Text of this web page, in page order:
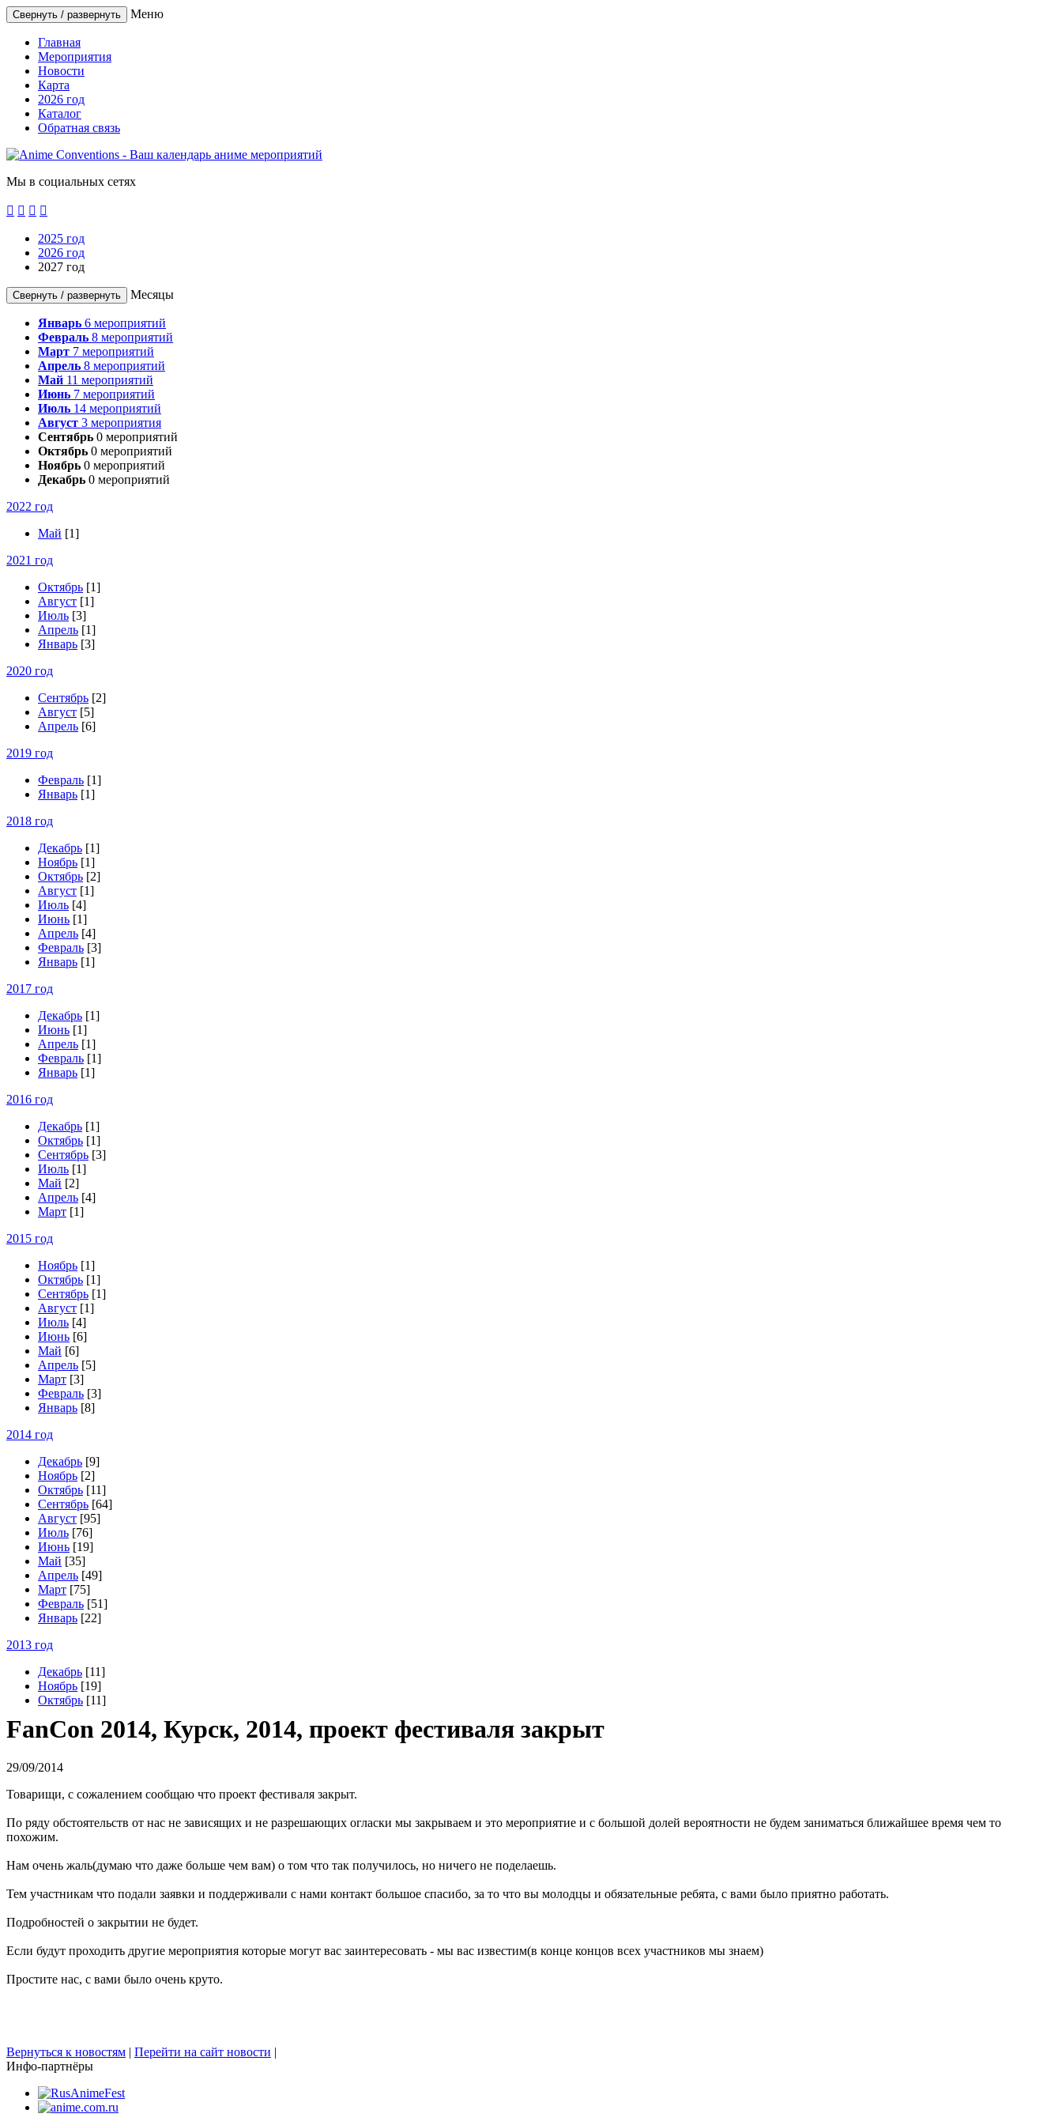
Свернуть / развернуть Меню
Главная
Мероприятия
Новости
Карта
2026 год
Каталог
Обратная связь
Мы в социальных сетях
   
2025 год
2026 год
2027 год
Свернуть / развернуть Месяцы
Январь 6 мероприятий
Февраль 8 мероприятий
Март 7 мероприятий
Апрель 8 мероприятий
Май 11 мероприятий
Июнь 7 мероприятий
Июль 14 мероприятий
Август 3 мероприятия
Сентябрь 0 мероприятий
Октябрь 0 мероприятий
Ноябрь 0 мероприятий
Декабрь 0 мероприятий
2022 год
Май [1]
2021 год
Октябрь [1]
Август [1]
Июль [3]
Апрель [1]
Январь [3]
2020 год
Сентябрь [2]
Август [5]
Апрель [6]
2019 год
Февраль [1]
Январь [1]
2018 год
Декабрь [1]
Ноябрь [1]
Октябрь [2]
Август [1]
Июль [4]
Июнь [1]
Апрель [4]
Февраль [3]
Январь [1]
2017 год
Декабрь [1]
Июнь [1]
Апрель [1]
Февраль [1]
Январь [1]
2016 год
Декабрь [1]
Октябрь [1]
Сентябрь [3]
Июль [1]
Май [2]
Апрель [4]
Март [1]
2015 год
Ноябрь [1]
Октябрь [1]
Сентябрь [1]
Август [1]
Июль [4]
Июнь [6]
Май [6]
Апрель [5]
Март [3]
Февраль [3]
Январь [8]
2014 год
Декабрь [9]
Ноябрь [2]
Октябрь [11]
Сентябрь [64]
Август [95]
Июль [76]
Июнь [19]
Май [35]
Апрель [49]
Март [75]
Февраль [51]
Январь [22]
2013 год
Декабрь [11]
Ноябрь [19]
Октябрь [11]
FanCon 2014, Курск, 2014, проект фестиваля закрыт
29/09/2014
Товарищи, с сожалением сообщаю что проект фестиваля закрыт.
По ряду обстоятельств от нас не зависящих и не разрешающих огласки мы закрываем и это мероприятие и с большой долей вероятности не будем заниматься ближайшее время чем то
похожим.
Нам очень жаль(думаю что даже больше чем вам) о том что так получилось, но ничего не поделаешь.
Тем участникам что подали заявки и поддерживали с нами контакт большое спасибо, за то что вы молодцы и обязательные ребята, с вами было приятно работать.
Подробностей о закрытии не будет.
Если будут проходить другие мероприятия которые могут вас заинтересовать - мы вас известим(в конце концов всех участников мы знаем)
Простите нас, с вами было очень круто.
Вернуться к новостям | Перейти на сайт новости |
Инфо-партнёры